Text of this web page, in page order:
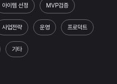
아이템 선정 MVP검증
사업전략 운영 프로덕트
기타